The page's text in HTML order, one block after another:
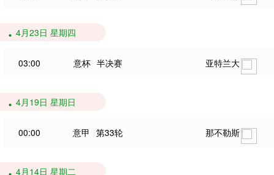
4月23日 星期四
03:00 意杯 半决赛 亚特兰大
4月19日 星期日
00:00 意甲 第33轮 那不勒斯
4月14日 星期二